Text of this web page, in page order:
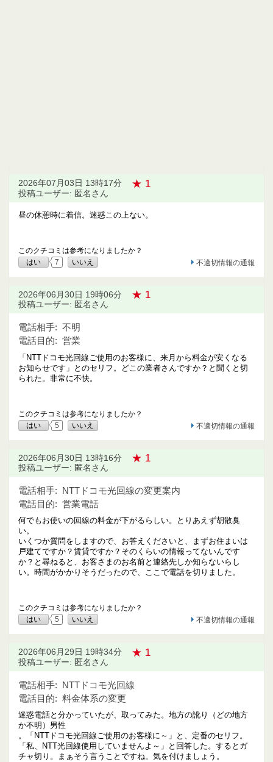
2026年07月03日 13時17分 ★ 1
投稿ユーザー: 匿名さん
昼の休憩時に着信。迷惑この上ない。
このクチコミは参考になりましたか？
はい
7 いいえ 不適切情報の通報
2026年06月30日 19時06分 ★ 1
投稿ユーザー: 匿名さん
電話相手: 不明
電話目的: 営業
「NTTドコモ光回線ご使用のお客様に、来月から料金が安くなる
お知らせです」とのセリフ。どこの業者さんですか？と聞くと切
られた。非常に不快。
このクチコミは参考になりましたか？
はい
5 いいえ 不適切情報の通報
2026年06月30日 13時16分 ★ 1
投稿ユーザー: 匿名さん
電話相手: NTTドコモ光回線の変更案内
電話目的: 営業電話
何でもお使いの回線の料金が下がるらしい。とりあえず胡散臭
い。
いくつか質問をしますので、お答えくださいと、まずお住まいは
戸建てですか？賃貸ですか？そのくらいの情報ってないんです
か？と尋ねると、お客さまのお名前と連絡先しか知らないらし
い。時間がかかりそうだったので、ここで電話を切りました。
このクチコミは参考になりましたか？
はい
5 いいえ 不適切情報の通報
2026年06月29日 19時34分 ★ 1
投稿ユーザー: 匿名さん
電話相手: NTTドコモ光回線
電話目的: 料金体系の変更
迷惑電話と分かっていたが、取ってみた。地方の訛り（どの地方
か不明）男性
。「NTTドコモ光回線ご使用のお客様に～」と、定番のセリフ。
「私、NTT光回線使用していませんよ～」と回答した。するとガ
チャ切り。まぁそう言うことですね。気を付けましょう。